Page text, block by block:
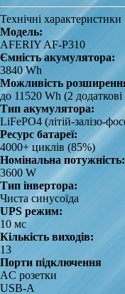
Технічні характеристики
Модель:
AFERIY AF-P310
Ємність акумулятора:
3840 Wh
Можливість
до 11520 Wh (2 додаткові
Тип акумулятора:
LiFePO4 (літій-залізо-
Ресурс батареї:
4000+ циклів (85%)
Номінальна потужність:
3600 W
Тип інвертора:
Чиста синусоїда
UPS режим:
10 мс
Кількість виходів:
13
Порти підключення
AC розетки
USB-A